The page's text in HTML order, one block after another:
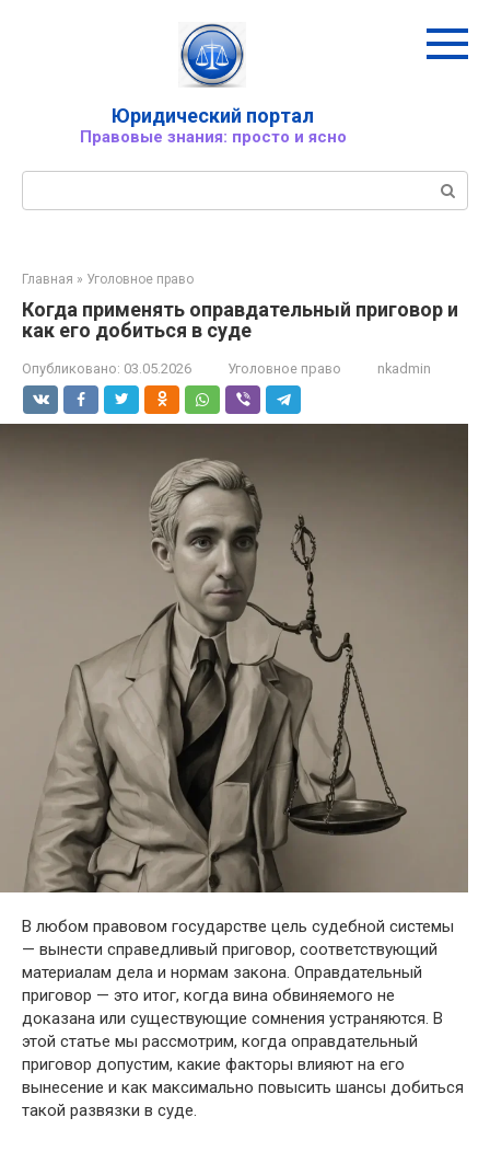
Юридический портал
Правовые знания: просто и ясно
Главная » Уголовное право
Когда применять оправдательный приговор и
как его добиться в суде
Опубликовано: 03.05.2026 Уголовное право nkadmin
В любом правовом государстве цель судебной системы
— вынести справедливый приговор, соответствующий
материалам дела и нормам закона. Оправдательный
приговор — это итог, когда вина обвиняемого не
доказана или существующие сомнения устраняются. В
этой статье мы рассмотрим, когда оправдательный
приговор допустим, какие факторы влияют на его
вынесение и как максимально повысить шансы добиться
такой развязки в суде.